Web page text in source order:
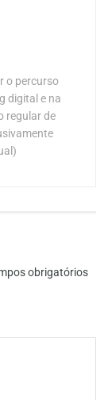
o percurso
digital e na
regular de
obrigatórios